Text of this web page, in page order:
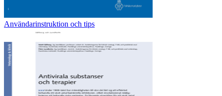
Användarinstruktion och tips